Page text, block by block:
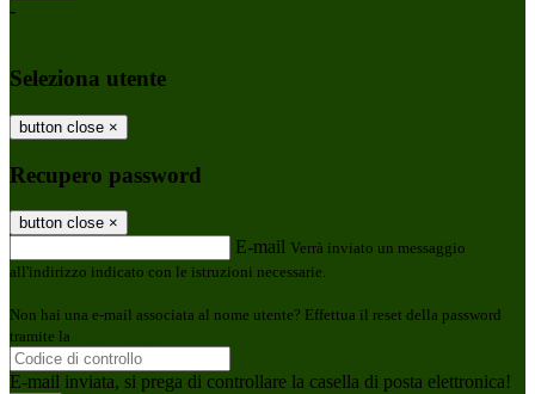
-
Seleziona utente
button close ×
Recupero password
button close ×
E-mail Verrà inviato un messaggio
all'indirizzo indicato con le istruzioni necessarie.
Non hai una e-mail associata al nome utente? Effettua il reset della password
tramite la
E-mail inviata, si prega di controllare la casella di posta elettronica!